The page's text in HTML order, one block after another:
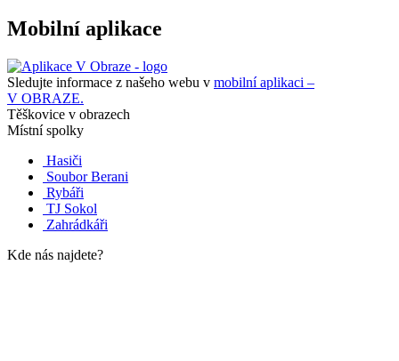
Mobilní aplikace
Sledujte informace z našeho webu v mobilní aplikaci –
V OBRAZE.
Těškovice v obrazech
Místní spolky
Hasiči
Soubor Berani
Rybáři
TJ Sokol
Zahrádkáři
Kde nás najdete?